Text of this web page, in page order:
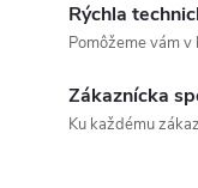
Rýchla
Pomôžeme vám
Zákaznícka
Ku každému